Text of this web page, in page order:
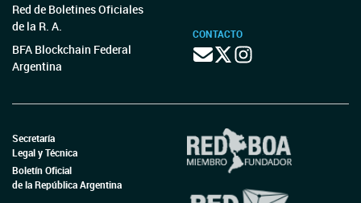
Red de Boletines Oficiales
de la R. A.
BFA Blockchain Federal
Argentina
CONTACTO
Secretaría
Legal y Técnica
Boletín Oficial
de la República Argentina